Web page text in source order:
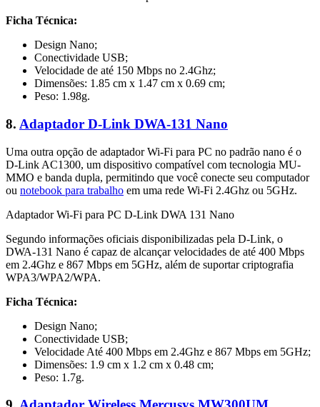
Ficha Técnica:
Design Nano;
Conectividade USB;
Velocidade de até 150 Mbps no 2.4Ghz;
Dimensões: 1.85 cm x 1.47 cm x 0.69 cm;
Peso: 1.98g.
8. Adaptador D-Link DWA-131 Nano
Uma outra opção de adaptador Wi-Fi para PC no padrão nano é o
D-Link AC1300, um dispositivo compatível com tecnologia MU-
MMO e banda dupla, permitindo que você conecte seu computador
ou notebook para trabalho em uma rede Wi-Fi 2.4Ghz ou 5GHz.
Adaptador Wi-Fi para PC D-Link DWA 131 Nano
Segundo informações oficiais disponibilizadas pela D-Link, o
DWA-131 Nano é capaz de alcançar velocidades de até 400 Mbps
em 2.4Ghz e 867 Mbps em 5GHz, além de suportar criptografia
WPA3/WPA2/WPA.
Ficha Técnica:
Design Nano;
Conectividade USB;
Velocidade Até 400 Mbps em 2.4Ghz e 867 Mbps em 5GHz;
Dimensões: 1.9 cm x 1.2 cm x 0.48 cm;
Peso: 1.7g.